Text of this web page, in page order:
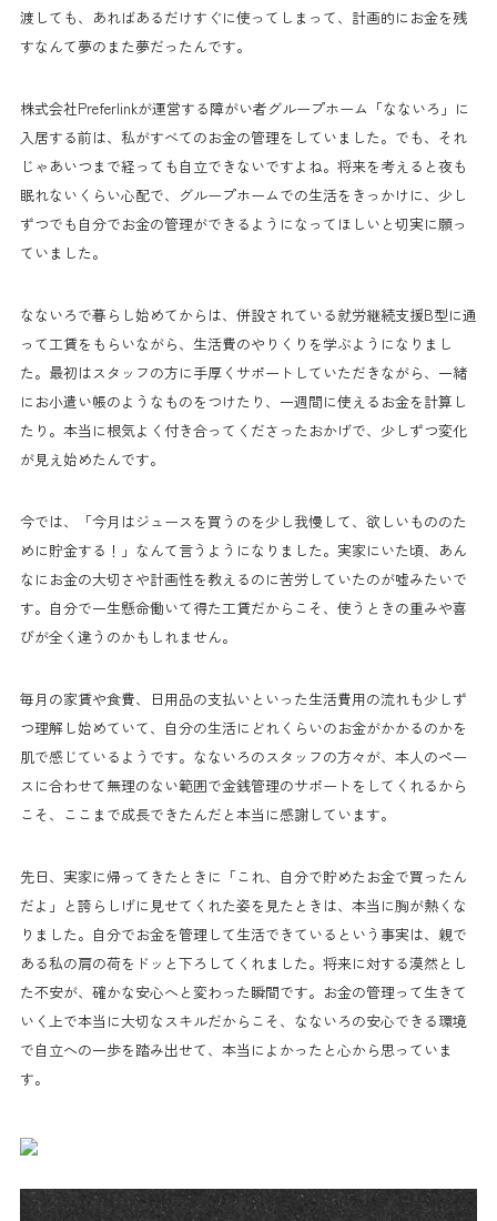
渡しても、あればあるだけすぐに使ってしまって、計画的にお金を残
すなんて夢のまた夢だったんです。
株式会社Preferlinkが運営する障がい者グループホーム「なないろ」に
入居する前は、私がすべてのお金の管理をしていました。でも、それ
じゃあいつまで経っても自立できないですよね。将来を考えると夜も
眠れないくらい心配で、グループホームでの生活をきっかけに、少し
ずつでも自分でお金の管理ができるようになってほしいと切実に願っ
ていました。
なないろで暮らし始めてからは、併設されている就労継続支援B型に通
って工賃をもらいながら、生活費のやりくりを学ぶようになりまし
た。最初はスタッフの方に手厚くサポートしていただきながら、一緒
にお小遣い帳のようなものをつけたり、一週間に使えるお金を計算し
たり。本当に根気よく付き合ってくださったおかげで、少しずつ変化
が見え始めたんです。
今では、「今月はジュースを買うのを少し我慢して、欲しいもののた
めに貯金する！」なんて言うようになりました。実家にいた頃、あん
なにお金の大切さや計画性を教えるのに苦労していたのが嘘みたいで
す。自分で一生懸命働いて得た工賃だからこそ、使うときの重みや喜
びが全く違うのかもしれません。
毎月の家賃や食費、日用品の支払いといった生活費用の流れも少しず
つ理解し始めていて、自分の生活にどれくらいのお金がかかるのかを
肌で感じているようです。なないろのスタッフの方々が、本人のペー
スに合わせて無理のない範囲で金銭管理のサポートをしてくれるから
こそ、ここまで成長できたんだと本当に感謝しています。
先日、実家に帰ってきたときに「これ、自分で貯めたお金で買ったん
だよ」と誇らしげに見せてくれた姿を見たときは、本当に胸が熱くな
りました。自分でお金を管理して生活できているという事実は、親で
ある私の肩の荷をドッと下ろしてくれました。将来に対する漠然とし
た不安が、確かな安心へと変わった瞬間です。お金の管理って生きて
いく上で本当に大切なスキルだからこそ、なないろの安心できる環境
で自立への一歩を踏み出せて、本当によかったと心から思っていま
す。